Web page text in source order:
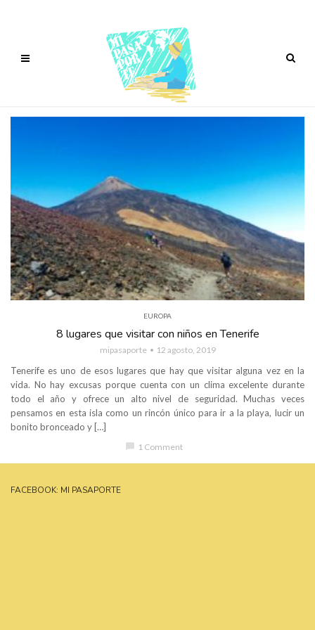
EUROPA
8 lugares que visitar con niños en Tenerife
mipasaporte 12 agosto, 2019
Tenerife es uno de esos lugares que hay que visitar alguna vez en la
vida. No hay excusas porque cuenta con un clima excelente durante
todo el año y ofrece un alto nivel de seguridad. Muchas veces
pensamos en esta isla como un rincón único para ir a la playa, lucir un
bonito bronceado y […]
chat_bubble 1 Comment
FACEBOOK: MI PASAPORTE